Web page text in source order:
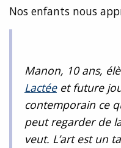
Nos enfants nous
Manon, 10 ans,
Lactéeet future
contemporain ce
peut regarder de
veut. L’art est un